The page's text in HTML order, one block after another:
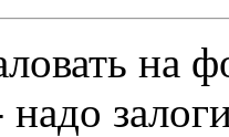
на
надо